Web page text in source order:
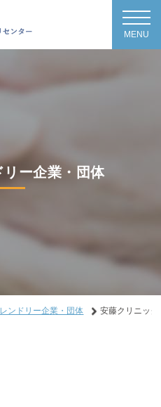
MENU
ー企業・団体
ンドリー企業・団体 安藤クリニック